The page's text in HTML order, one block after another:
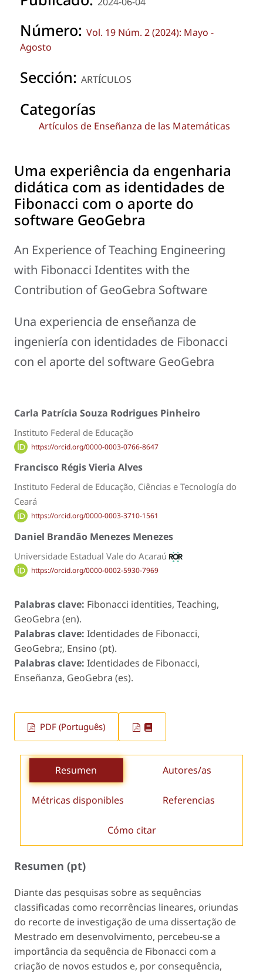
Número: Vol. 19 Núm. 2 (2024): Mayo -
Agosto
Sección: ARTÍCULOS
Categorías
Artículos de Enseñanza de las Matemáticas
Uma experiência da engenharia
didática com as identidades de
Fibonacci com o aporte do
software GeoGebra
An Experience of Teaching Engineering
with Fibonacci Identites with the
Contribution of GeoGebra Software
Una experiencia de enseñanza de
ingeniería con identidades de Fibonacci
con el aporte del software GeoGebra
Carla Patrícia Souza Rodrigues Pinheiro
Instituto Federal de Educação
https://orcid.org/0000-0003-0766-8647
Francisco Régis Vieria Alves
Instituto Federal de Educação, Ciências e Tecnología do
Ceará
https://orcid.org/0000-0003-3710-1561
Daniel Brandão Menezes Menezes
Universidade Estadual Vale do Acaraú
https://orcid.org/0000-0002-5930-7969
Palabras clave: Fibonacci identities, Teaching,
GeoGebra (en).
Palabras clave: Identidades de Fibonacci,
GeoGebra;, Ensino (pt).
Palabras clave: Identidades de Fibonacci,
Enseñanza, GeoGebra (es).
PDF (Português)
Resumen Autores/as
Métricas disponibles Referencias
Cómo citar
Resumen (pt)
Diante das pesquisas sobre as sequências
classificadas como recorrências lineares, oriundas
do recorte de investigação de uma dissertação de
Mestrado em desenvolvimento, percebeu-se a
importância da sequência de Fibonacci com a
criação de novos estudos e, por consequência,